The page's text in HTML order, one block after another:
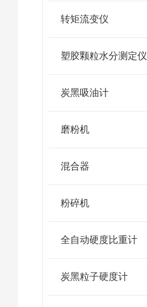
转矩流变仪
塑胶颗粒水分测定仪
炭黑吸油计
磨粉机
混合器
粉碎机
全自动硬度比重计
炭黑粒子硬度计